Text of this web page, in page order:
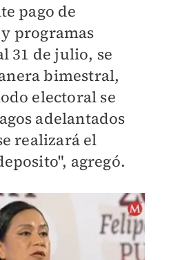
pago de
programas
31 de julio, se
bimestral,
electoral se
adelantados
realizará el
agregó.